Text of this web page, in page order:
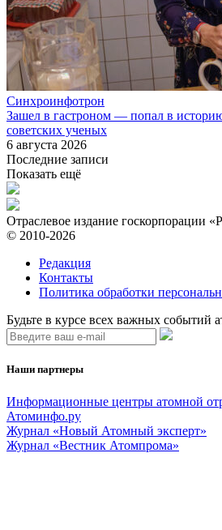
Синхроинфотрон
Зашел в гастроном — попал в
советских ученых
6 августа 2026
Последние записи
Показать ещё
Отраслевое издание госкорпорации
© 2010-2026
Редакция
Контакты
Политика обработки
Будьте в курсе всех важных событий
Наши партнеры
Информационные центры атомной
Атоминфо.ру
Журнал «Новый Атомный эксперт»
Журнал «Вестник Атомпрома»